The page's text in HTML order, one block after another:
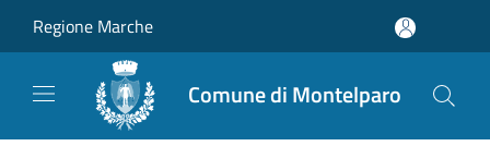
Regione Marche
Comune di Montelparo